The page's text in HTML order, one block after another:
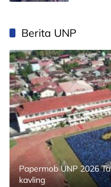
Berita UNP
Papermob UNP 2026
kavling